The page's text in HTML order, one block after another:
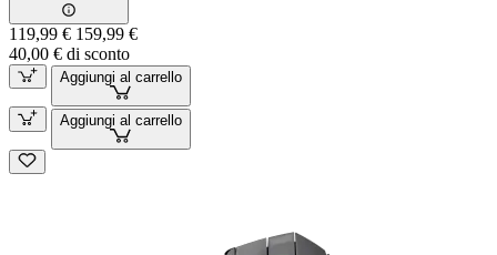
119,99 € 159,99 €
40,00 € di sconto
Aggiungi al carrello
Aggiungi al carrello